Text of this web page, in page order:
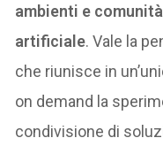
ambienti e
artificiale. Vale la
che riunisce in
on demand la
condivisione di